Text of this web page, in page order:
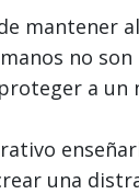
mantener
no
a un
una